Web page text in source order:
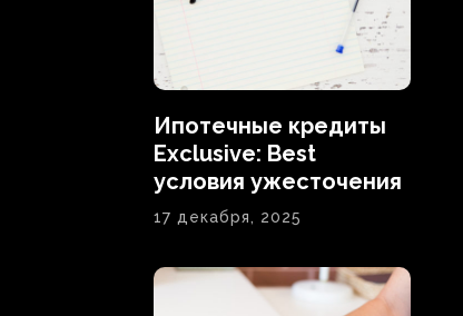
Ипотечные кредиты
Exclusive: Best
условия ужесточения
17 декабря, 2025